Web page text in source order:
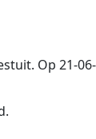
Op 21-